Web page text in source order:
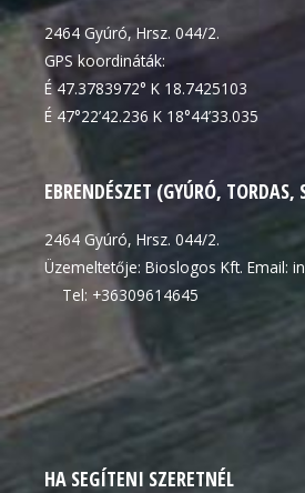
2464 Gyúró, Hrsz. 044/2.
GPS koordináták:
É 47.3783972° K 18.7425103
É 47°22’42.236 K 18°44’33.035
EBRENDÉSZET (GYÚRÓ, TORDAS,
2464 Gyúró, Hrsz. 044/2.
Üzemeltetője: Bioslogos Kft.
Tel: +36309614645
HA SEGÍTENI SZERETNÉL